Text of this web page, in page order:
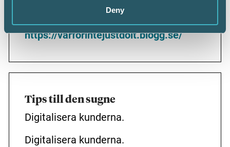
Deny
Följ hennes resa:
https://varforintejustdoit.blogg.se/
Tips till den sugne
Digitalisera kunderna.
Digitalisera kunderna.